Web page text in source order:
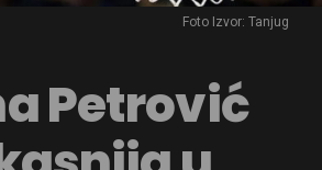
Foto Izvor: Tanjug
Petrović